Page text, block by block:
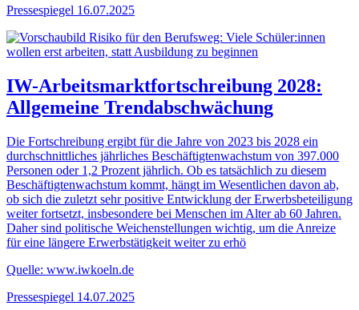
Pressespiegel 16.07.2025
IW-Arbeitsmarktfortschreibung 2028:
Allgemeine Trendabschwächung
Die Fortschreibung ergibt für die Jahre von 2023 bis 2028 ein
durchschnittliches jährliches Beschäftigtenwachstum von 397.000
Personen oder 1,2 Prozent jährlich. Ob es tatsächlich zu diesem
Beschäftigtenwachstum kommt, hängt im Wesentlichen davon ab,
ob sich die zuletzt sehr positive Entwicklung der Erwerbsbeteiligung
weiter fortsetzt, insbesondere bei Menschen im Alter ab 60 Jahren.
Daher sind politische Weichenstellungen wichtig, um die Anreize
für eine längere Erwerbstätigkeit weiter zu erhö
Quelle: www.iwkoeln.de
Pressespiegel 14.07.2025